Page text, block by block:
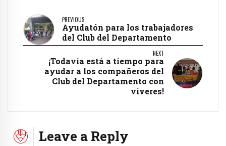
PREVIOUS
Ayudatón para los trabajadores
del Club del Departamento
NEXT
¡Todavía está a tiempo para
ayudar a los compañeros del
Club del Departamento con
víveres!
Leave a Reply